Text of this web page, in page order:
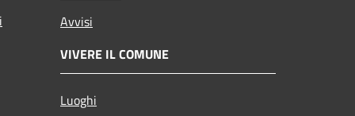
Avvisi
VIVERE IL COMUNE
Luoghi